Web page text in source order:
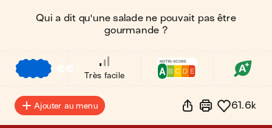
Qui a dit qu'une salade ne pouvait pas être
gourmande ?
€€
Très facile
Ajouter au menu 61.6k